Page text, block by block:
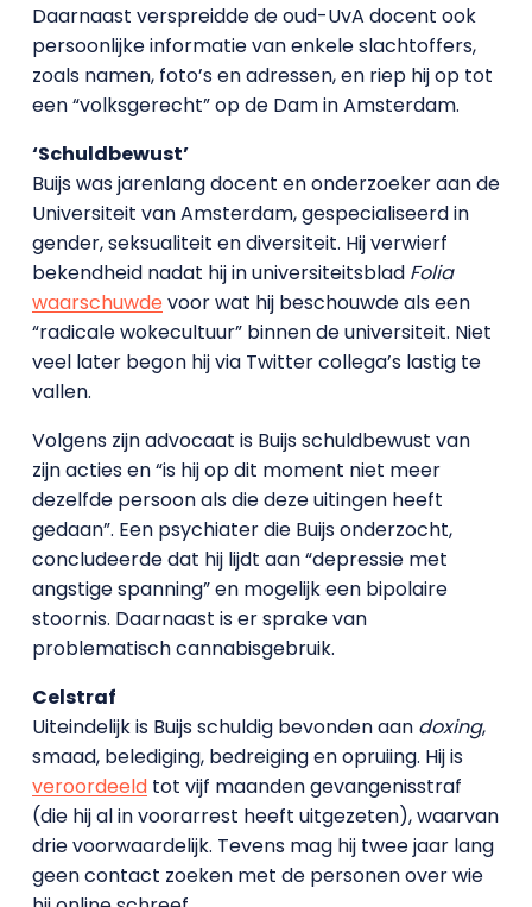
Daarnaast verspreidde de oud-UvA docent ook
persoonlijke informatie van enkele slachtoffers,
zoals namen, foto’s en adressen, en riep hij op tot
een “volksgerecht” op de Dam in Amsterdam.
‘Schuldbewust’
Buijs was jarenlang docent en onderzoeker aan de
Universiteit van Amsterdam, gespecialiseerd in
gender, seksualiteit en diversiteit. Hij verwierf
bekendheid nadat hij in universiteitsblad Folia
waarschuwdevoor wat hij beschouwde als een
“radicale wokecultuur” binnen de universiteit. Niet
veel later begon hij via Twitter collega’s lastig te
vallen.
Volgens zijn advocaat is Buijs schuldbewust van
zijn acties en “is hij op dit moment niet meer
dezelfde persoon als die deze uitingen heeft
gedaan”. Een psychiater die Buijs onderzocht,
concludeerde dat hij lijdt aan “depressie met
angstige spanning” en mogelijk een bipolaire
stoornis. Daarnaast is er sprake van
problematisch cannabisgebruik.
Celstraf
Uiteindelijk is Buijs schuldig bevonden aan doxing,
smaad, belediging, bedreiging en opruiing. Hij is
veroordeeldtot vijf maanden gevangenisstraf
(die hij al in voorarrest heeft uitgezeten), waarvan
drie voorwaardelijk. Tevens mag hij twee jaar lang
geen contact zoeken met de personen over wie